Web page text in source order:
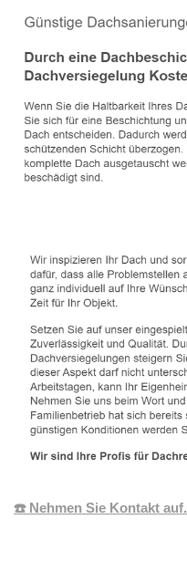
☎️ Nehmen Sie Kontakt auf.